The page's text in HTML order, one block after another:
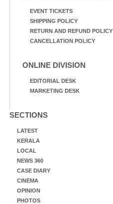
EVENT TICKETS
SHIPPING POLICY
RETURN AND REFUND POLICY
CANCELLATION POLICY
ONLINE DIVISION
EDITORIAL DESK
MARKETING DESK
SECTIONS
LATEST
KERALA
LOCAL
NEWS 360
CASE DIARY
CINEMA
OPINION
PHOTOS